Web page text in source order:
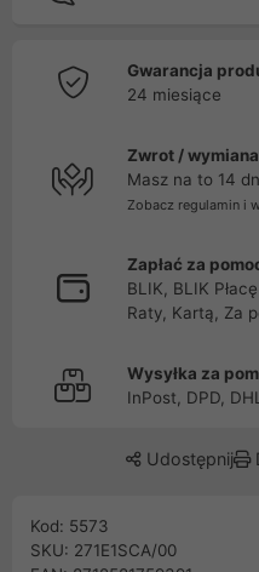
Gwarancja
24 miesiące
Zwrot /
Masz na to 14
Zobacz regulamin i
Zapłać za
BLIK, BLIK
Raty, Kartą, Za
Wysyłka za
InPost, DPD, DHL
Udostępnij
Kod: 5573
SKU: 271E1SCA/00